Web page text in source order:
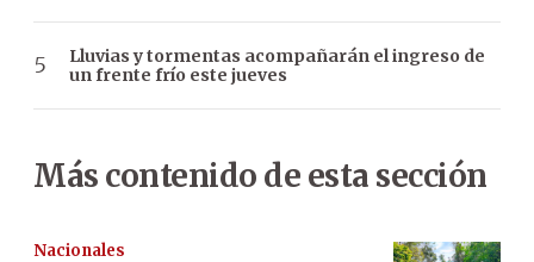
Lluvias y tormentas acompañarán el ingreso de
un frente frío este jueves
Más contenido de esta sección
Nacionales